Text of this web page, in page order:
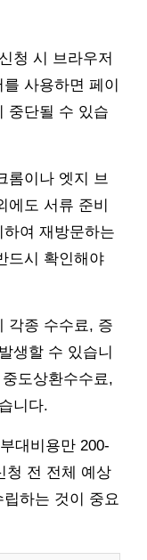
청 시 브라우저
사용하면 페이
중단될 수 있습
롬이나 엣지 브
도 서류 준비
여 재방문하는
드시 확인해야
각종 수수료, 증
생할 수 있습니
도상환수수료,
니다.
대비용만 200-
청 전 전체 예상
하는 것이 중요